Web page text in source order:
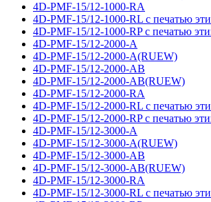
4D-PMF-15/12-1000-RA
4D-PMF-15/12-1000-RL с печатью
4D-PMF-15/12-1000-RP с печатью
4D-PMF-15/12-2000-A
4D-PMF-15/12-2000-A(RUEW)
4D-PMF-15/12-2000-AB
4D-PMF-15/12-2000-AB(RUEW)
4D-PMF-15/12-2000-RA
4D-PMF-15/12-2000-RL с печатью
4D-PMF-15/12-2000-RP с печатью
4D-PMF-15/12-3000-A
4D-PMF-15/12-3000-A(RUEW)
4D-PMF-15/12-3000-AB
4D-PMF-15/12-3000-AB(RUEW)
4D-PMF-15/12-3000-RA
4D-PMF-15/12-3000-RL с печатью